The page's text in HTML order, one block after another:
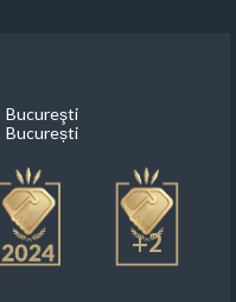
Bucureşti
București
+2